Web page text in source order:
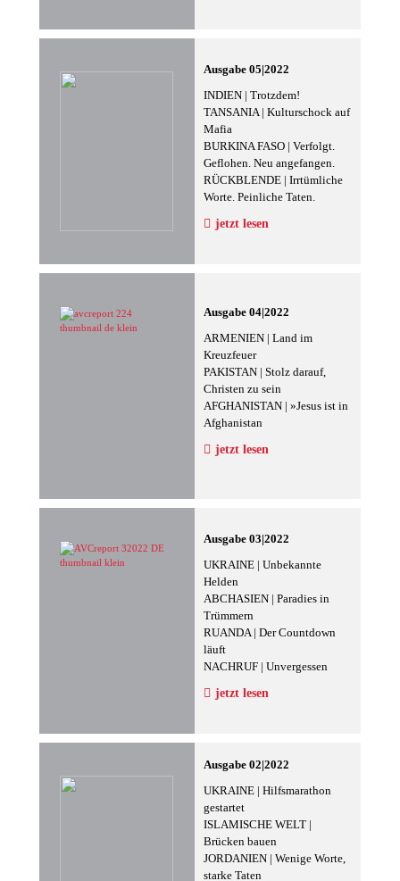
Ausgabe 05|2022
INDIEN | Trotzdem!
TANSANIA | Kulturschock auf
Mafia
BURKINA FASO | Verfolgt.
Geflohen. Neu angefangen.
RÜCKBLENDE | Irrtümliche
Worte. Peinliche Taten.
jetzt lesen
Ausgabe 04|2022
ARMENIEN | Land im
Kreuzfeuer
PAKISTAN | Stolz darauf,
Christen zu sein
AFGHANISTAN | »Jesus ist in
Afghanistan
jetzt lesen
Ausgabe 03|2022
UKRAINE | Unbekannte
Helden
ABCHASIEN | Paradies in
Trümmern
RUANDA | Der Countdown
läuft
NACHRUF | Unvergessen
jetzt lesen
Ausgabe 02|2022
UKRAINE | Hilfsmarathon
gestartet
ISLAMISCHE WELT |
Brücken bauen
JORDANIEN | Wenige Worte,
starke Taten